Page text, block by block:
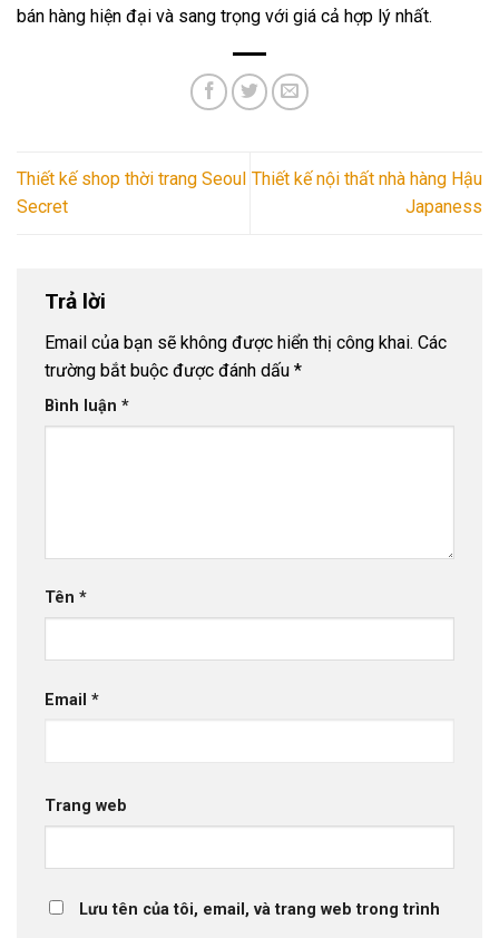
bán hàng hiện đại và sang trọng với giá cả hợp lý nhất.
Thiết kế shop thời trang Seoul
Secret
Thiết kế nội thất nhà hàng Hậu
Japaness
Trả lời
Email của bạn sẽ không được hiển thị công khai. Các
trường bắt buộc được đánh dấu *
Bình luận *
Tên *
Email *
Trang web
Lưu tên của tôi, email, và trang web trong trình